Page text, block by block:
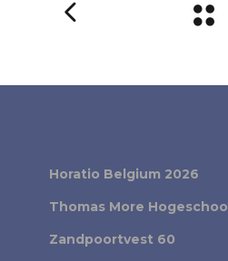
Horatio Belgium 2026
Thomas More Hogeschool
Zandpoortvest 60